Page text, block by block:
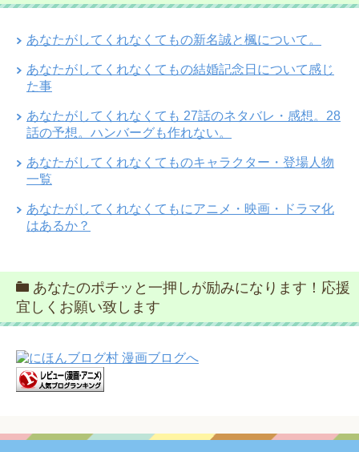
あなたがしてくれなくてもの新名誠と楓について。
あなたがしてくれなくてもの結婚記念日について感じ
た事
あなたがしてくれなくても 27話のネタバレ・感想。28
話の予想。ハンバーグも作れない。
あなたがしてくれなくてものキャラクター・登場人物
一覧
あなたがしてくれなくてもにアニメ・映画・ドラマ化
はあるか？
あなたのポチッと一押しが励みになります！応援
宜しくお願い致します